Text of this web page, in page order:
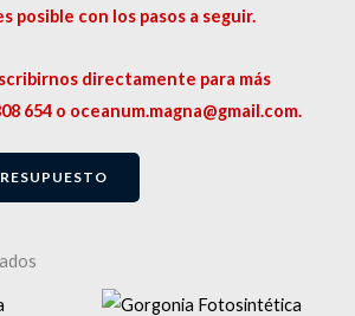
posible con los pasos a seguir.
directamente para más
654 o oceanum.magna@gmail.com.